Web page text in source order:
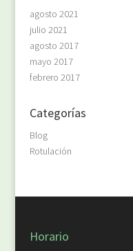
agosto 2021
julio 2021
agosto 2017
mayo 2017
febrero 2017
Categorías
Blog
Rotulación
Horario